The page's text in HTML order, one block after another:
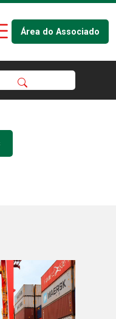
Área do Associado